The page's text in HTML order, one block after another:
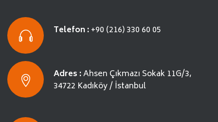
Telefon :+90 (216) 330 60 05
Adres :Ahsen Çıkmazı Sokak 11G/3,
34722 Kadıköy / İstanbul